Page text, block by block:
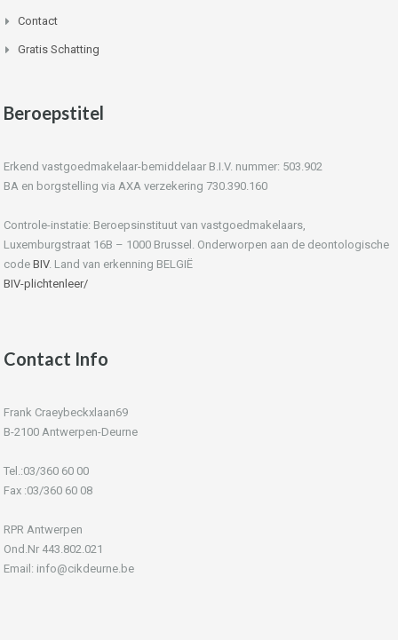
Contact
Gratis Schatting
Beroepstitel
Erkend vastgoedmakelaar-bemiddelaar B.I.V. nummer: 503.902
BA en borgstelling via AXA verzekering 730.390.160
Controle-instatie: Beroepsinstituut van vastgoedmakelaars,
Luxemburgstraat 16B – 1000 Brussel. Onderworpen aan de deontologische
code BIV. Land van erkenning BELGIË
BIV-plichtenleer/
Contact Info
Frank Craeybeckxlaan69
B-2100 Antwerpen-Deurne
Tel.:03/360 60 00
Fax :03/360 60 08
RPR Antwerpen
Ond.Nr 443.802.021
Email: info@cikdeurne.be